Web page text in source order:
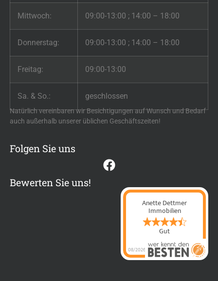
Mittwoch: 09:00-13:00 ; 14:00 – 18:00
Donnerstag: 09:00-13:00 ; 14:00 – 18:00
Freitag: 09:00-13:00
Sa. & So.: geschlossen
Natürlich vereinbaren wir Besichtigungen auf Wunsch und Bedarf
auch außerhalb unserer üblichen Geschäftszeiten!
Folgen Sie uns
Bewerten Sie uns!
Anette Dettmer
Immobilien
Gut
08/2026 Anette Dettmer
Immobilienhat4.4